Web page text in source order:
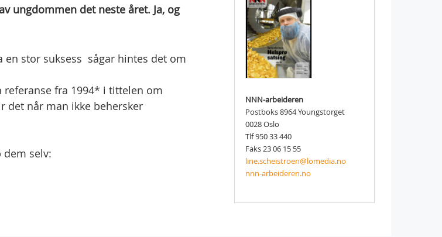
ungdommen det neste året. Ja, og
stor suksess  sågar hintes det om
referanse fra 1994* i tittelen om
det når man ikke behersker
selv:
NNN-arbeideren
Postboks 8964 Youngstorget
0028 Oslo
Tlf 950 33 440
Faks 23 06 15 55
line.scheistroen@lomedia.no
nnn-arbeideren.no